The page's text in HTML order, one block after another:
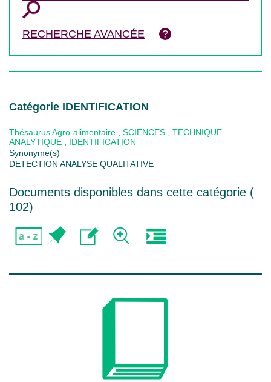
RECHERCHE AVANCÉE
Catégorie IDENTIFICATION
Thésaurus Agro-alimentaire SCIENCES
TECHNIQUE
ANALYTIQUE
IDENTIFICATION
Synonyme(s)
DETECTION ANALYSE QUALITATIVE
Documents disponibles dans cette catégorie (
102)